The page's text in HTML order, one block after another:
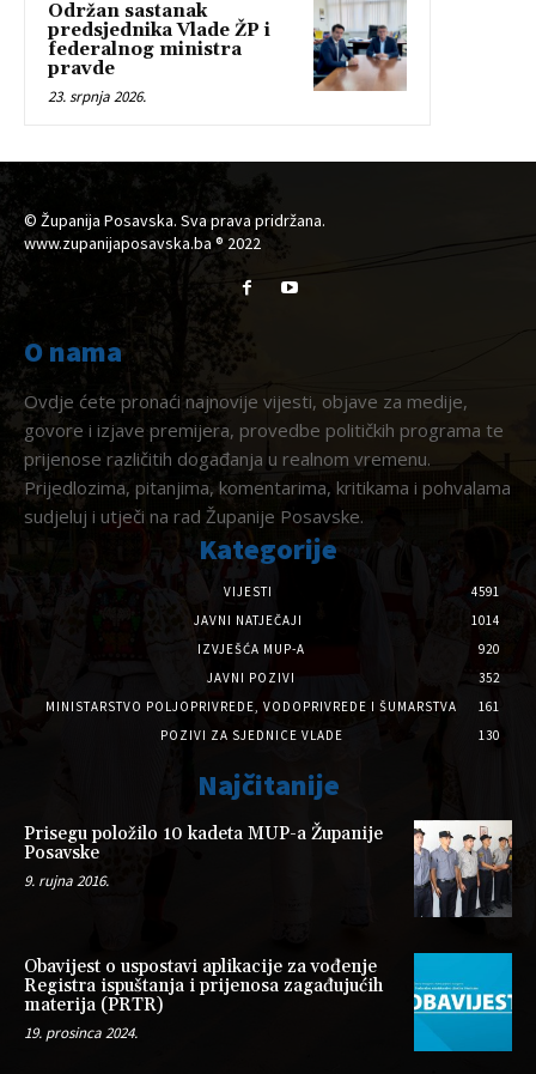
Održan sastanak
predsjednika Vlade ŽP i
federalnog ministra
pravde
23. srpnja 2026.
© Županija Posavska. Sva prava pridržana.
www.zupanijaposavska.ba ® 2022
O nama
Ovdje ćete pronaći najnovije vijesti, objave za medije,
govore i izjave premijera, provedbe političkih programa te
prijenose različitih događanja u realnom vremenu.
Prijedlozima, pitanjima, komentarima, kritikama i pohvalama
sudjeluj i utječi na rad Županije Posavske.
Kategorije
VIJESTI
4591
JAVNI NATJEČAJI
1014
IZVJEŠĆA MUP-A
920
JAVNI POZIVI
352
MINISTARSTVO POLJOPRIVREDE, VODOPRIVREDE I ŠUMARSTVA
161
POZIVI ZA SJEDNICE VLADE
130
Najčitanije
Prisegu položilo 10 kadeta MUP-a Županije
Posavske
9. rujna 2016.
Obavijest o uspostavi aplikacije za vođenje
Registra ispuštanja i prijenosa zagađujućih
materija (PRTR)
19. prosinca 2024.